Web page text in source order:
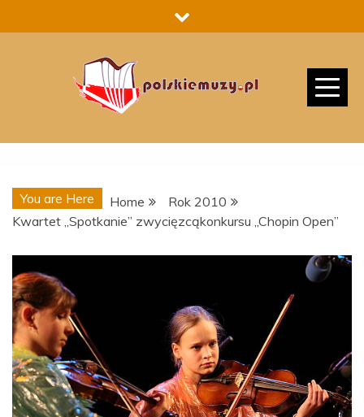
to
You are Here Home
Rok 2010
Kwartet „Spotkanie” zwycięzcąkonkursu „Chopin Open”